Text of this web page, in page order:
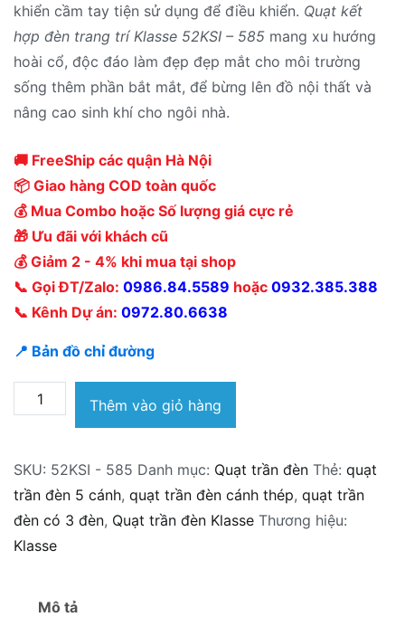
khiển cầm tay tiện sử dụng để điều khiển. Quạt kết
hợp đèn trang trí Klasse 52KSI – 585 mang xu hướng
hoài cổ, độc đáo làm đẹp đẹp mắt cho môi trường
sống thêm phần bắt mắt, để bừng lên đồ nội thất và
nâng cao sinh khí cho ngôi nhà.
🚚 FreeShip các quận Hà Nội
📦 Giao hàng COD toàn quốc
💰 Mua Combo hoặc Số lượng giá cực rẻ
🎁 Ưu đãi với khách cũ
💰 Giảm 2 - 4% khi mua tại shop
📞 Gọi ĐT/Zalo: 0986.84.5589 hoặc 0932.385.388
📞 Kênh Dự án: 0972.80.6638
📍 Bản đồ chỉ đường
Quạt
trần
Klasse
52KSI
-
585
Thêm vào giỏ hàng
SKU: 52KSI - 585 Danh mục: Quạt trần đèn Thẻ: quạt
trần đèn 5 cánh, quạt trần đèn cánh thép, quạt trần
đèn có 3 đèn, Quạt trần đèn Klasse Thương hiệu:
Klasse
Mô tả